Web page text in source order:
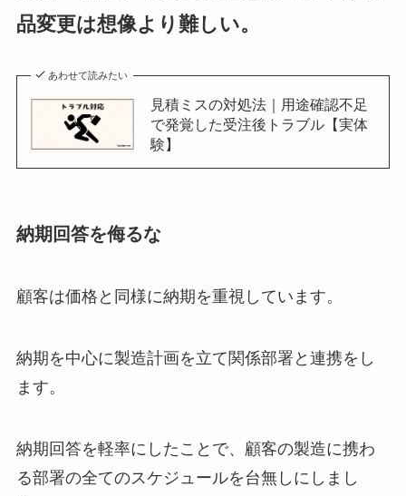
品変更は想像より難しい。
あわせて読みたい
見積ミスの対処法｜用途確認不足
で発覚した受注後トラブル【実体
験】
納期回答を侮るな
顧客は価格と同様に納期を重視しています。
納期を中心に製造計画を立て関係部署と連携をし
ます。
納期回答を軽率にしたことで、顧客の製造に携わ
る部署の全てのスケジュールを台無しにしまし